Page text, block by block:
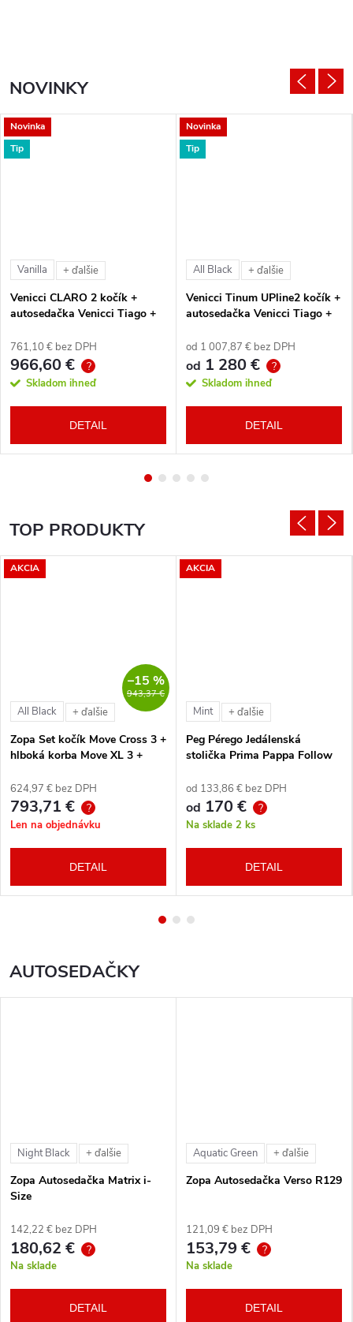
NOVINKY
Novinka
Tip
Vanilla + ďalšie
Venicci CLARO 2 kočík +
autosedačka Venicci Tiago +
761,10 € bez DPH
966,60 € ?
Skladom ihneď
DETAIL
Novinka
Tip
All Black + ďalšie
Venicci Tinum UPline2 kočík +
autosedačka Venicci Tiago +
od 1 007,87 € bez DPH
od 1 280 € ?
Skladom ihneď
DETAIL
TOP PRODUKTY
AKCIA
943,37 €
–15 %
All Black + ďalšie
Zopa Set kočík Move Cross 3 +
hlboká korba Move XL 3 +
vlastného výberu + báza
624,97 € bez DPH
793,71 € ?
Len na objednávku
DETAIL
AKCIA
Mint + ďalšie
Peg Pérego Jedálenská
stolička Prima Pappa Follow
od 133,86 € bez DPH
od 170 € ?
Na sklade 2 ks
DETAIL
AUTOSEDAČKY
Night Black + ďalšie
Zopa Autosedačka Matrix i-
Size
142,22 € bez DPH
180,62 € ?
Na sklade
DETAIL
Aquatic Green + ďalšie
Zopa Autosedačka Verso R129
121,09 € bez DPH
153,79 € ?
Na sklade
DETAIL